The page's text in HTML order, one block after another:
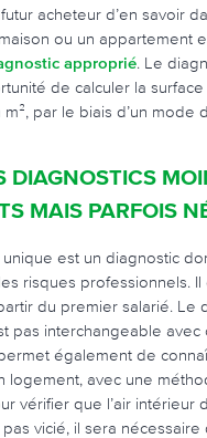
acheteur d’en savoir
ou un appartement
approprié. Le
de calculer la
par le biais d’un mode
DIAGNOSTICS
MAIS PARFOIS
est un diagnostic
risques professionnels.
du premier salarié. Le
pas interchangeable avec
également de
logement, avec une
vérifier que l’air intérieur
pas vicié, il sera